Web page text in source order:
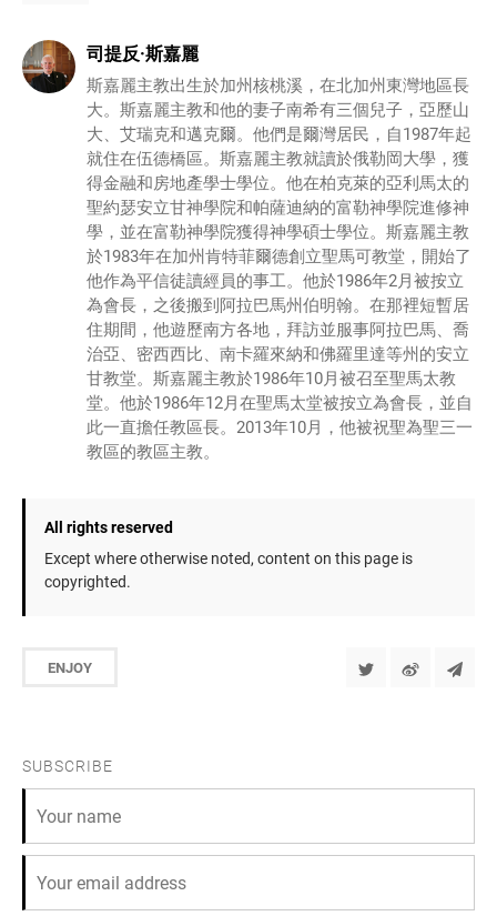
司提反·斯嘉麗
斯嘉麗主教出生於加州核桃溪，在北加州東灣地區長
大。斯嘉麗主教和他的妻子南希有三個兒子，亞歷山
大、艾瑞克和邁克爾。他們是爾灣居民，自1987年起
就住在伍德橋區。斯嘉麗主教就讀於俄勒岡大學，獲
得金融和房地產學士學位。他在柏克萊的亞利馬太的
聖約瑟安立甘神學院和帕薩迪納的富勒神學院進修神
學，並在富勒神學院獲得神學碩士學位。斯嘉麗主教
於1983年在加州肯特菲爾德創立聖馬可教堂，開始了
他作為平信徒讀經員的事工。他於1986年2月被按立
為會長，之後搬到阿拉巴馬州伯明翰。在那裡短暫居
住期間，他遊歷南方各地，拜訪並服事阿拉巴馬、喬
治亞、密西西比、南卡羅來納和佛羅里達等州的安立
甘教堂。斯嘉麗主教於1986年10月被召至聖馬太教
堂。他於1986年12月在聖馬太堂被按立為會長，並自
此一直擔任教區長。2013年10月，他被祝聖為聖三一
教區的教區主教。
All rights reserved
Except where otherwise noted, content on this page is
copyrighted.
ENJOY
SUBSCRIBE